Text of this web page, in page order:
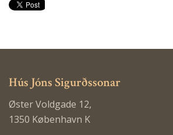
Hús Jóns Sigurðssonar
Øster Voldgade 12,
1350 København K